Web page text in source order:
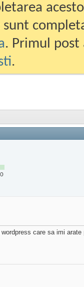
sunt
. Primul
.
care sa imi